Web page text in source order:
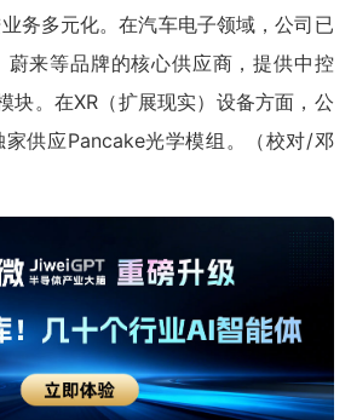
务多元化。在汽车电子领域，公司已
蔚来等品牌的核心供应商，提供中控
块。在XR（扩展现实）设备方面，公
供应Pancake光学模组。（校对/邓